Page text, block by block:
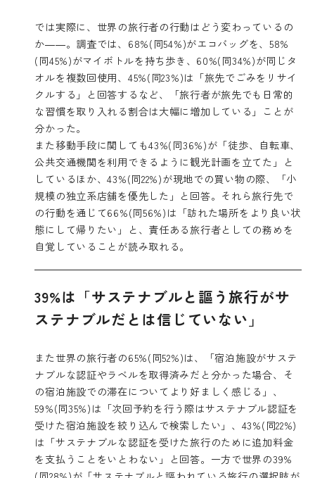
では実際に、世界の旅行者の行動はどう変わっているの
か――。調査では、68%(同54%)がエコバッグを、58%
(同45%)がマイボトルを持ち歩き、60%(同34%)が同じタ
オルを複数回使用、45%(同23%)は「旅先でごみをリサイ
クルする」と回答するなど、「旅行者が旅先でも日常的
な習慣を取り入れる割合は大幅に増加している」ことが
分かった。
また移動手段に関しても43%(同36%)が「徒歩、自転車、
公共交通機関を利用できるように観光計画を立てた」と
しているほか、43%(同22%)が現地での買い物の際、「小
規模の独立系店舗を優先した」と回答。それら旅行先で
の行動を通じて66%(同56%)は「訪れた場所をより良い状
態にして帰りたい」と、責任ある旅行者としての務めを
自覚していることが読み取れる。
39%は「サステナブルと謳う旅行がサ
ステナブルだとは信じていない」
また世界の旅行者の65%(同52%)は、「宿泊施設がサステ
ナブルな認証やラベルを取得済みだと分かった場合、そ
の宿泊施設での滞在についてより好ましく感じる」、
59%(同35%)は「次回予約を行う際はサステナブル認証を
受けた宿泊施設を絞り込んで検索したい」、43%(同22%)
は「サステナブルな認証を受けた旅行のために追加料金
を支払うことをいとわない」と回答。一方で世界の39%